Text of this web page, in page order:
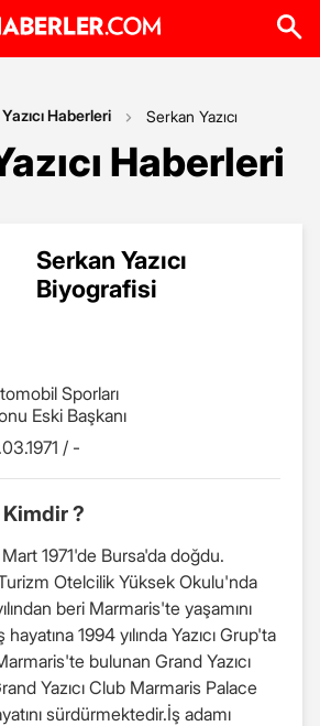
Haberleri Serkan Yazıcı
Haberleri
Serkan Yazıcı
Biyografisi
Sporları
Eski Başkanı
/ -
Kimdir ?
Mart 1971'de Bursa'da doğdu.
Otelcilik Yüksek Okulu'nda
beri Marmaris'te yaşamını
1994 yılında Yazıcı Grup'ta
bulunan Grand Yazıcı
Yazıcı Club Marmaris Palace
sürdürmektedir.İş adamı